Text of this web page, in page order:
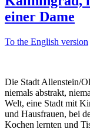
einer Dame
To the English version
Die Stadt Allenstein/
niemals abstrakt,
Welt, eine Stadt mit
und Hausfrauen, bei
Kochen lernten und